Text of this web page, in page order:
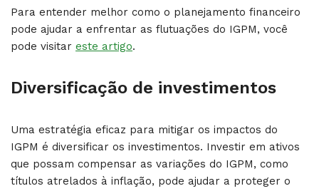
Para entender melhor como o planejamento financeiro
pode ajudar a enfrentar as flutuações do IGPM, você
pode visitar este artigo.
Diversificação de investimentos
Uma estratégia eficaz para mitigar os impactos do
IGPM é diversificar os investimentos. Investir em ativos
que possam compensar as variações do IGPM, como
títulos atrelados à inflação, pode ajudar a proteger o